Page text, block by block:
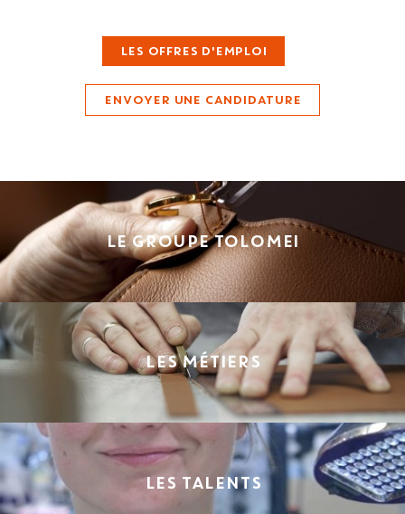
LES OFFRES D'EMPLOI
ENVOYER UNE CANDIDATURE
LE GROUPE TOLOMEI
LES MÉTIERS
LES TALENTS